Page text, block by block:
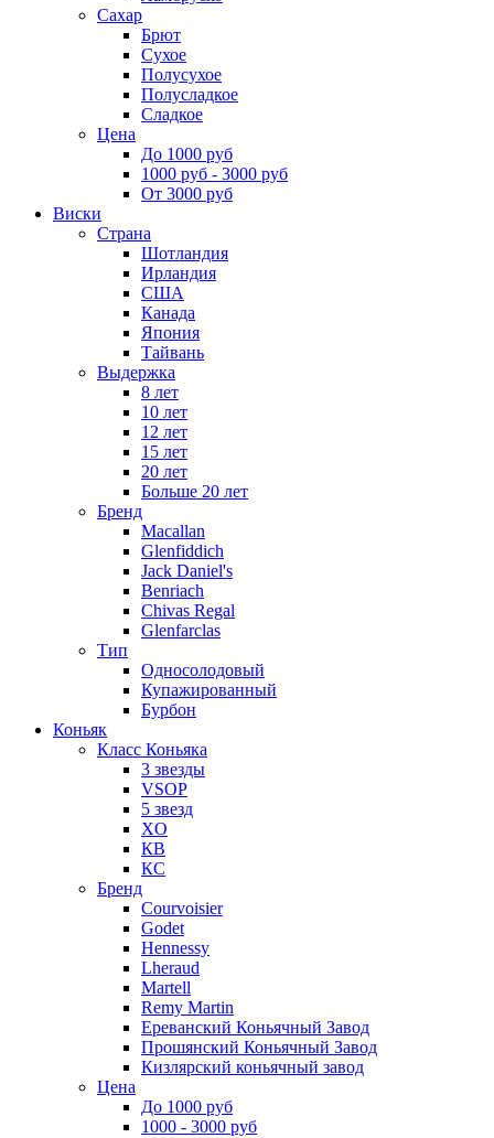
Сахар
Брют
Сухое
Полусухое
Полусладкое
Сладкое
Цена
До 1000 руб
1000 руб - 3000 руб
От 3000 руб
Виски
Страна
Шотландия
Ирландия
США
Канада
Япония
Тайвань
Выдержка
8 лет
10 лет
12 лет
15 лет
20 лет
Больше 20 лет
Бренд
Macallan
Glenfiddich
Jack Daniel's
Benriach
Chivas Regal
Glenfarclas
Тип
Односолодовый
Купажированный
Бурбон
Коньяк
Класс Коньяка
3 звезды
VSOP
5 звезд
XO
КВ
КС
Бренд
Courvoisier
Godet
Hennessy
Lheraud
Martell
Remy Martin
Ереванский Коньячный Завод
Прошянский Коньячный Завод
Кизлярский коньячный завод
Цена
До 1000 руб
1000 - 3000 руб